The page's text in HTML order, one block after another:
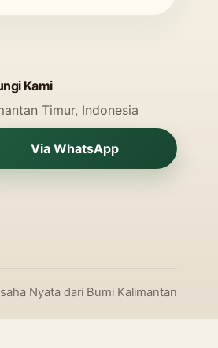
Kami
Timur, Indonesia
Via WhatsApp
Nyata dari Bumi Kalimantan